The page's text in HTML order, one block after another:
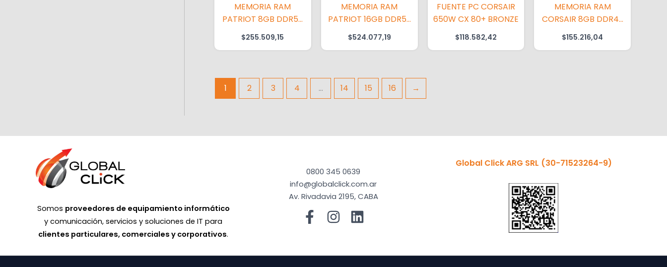
MEMORIA RAM
PATRIOT 8GB DDR5-
5600 PC
$255.509,15
MEMORIA RAM
PATRIOT 16GB DDR5-
5600 NOTE
$524.077,19
FUENTE PC CORSAIR
650W CX 80+ BRONZE
$118.582,42
MEMORIA RAM
CORSAIR 8GB DDR4-
3200 SODIM
NOTEBOOK
$155.216,04
1 2 3 4 … 14 15 16 →
Somos proveedores de equipamiento informático
y comunicación, servicios y soluciones de IT para
clientes particulares, comerciales y corporativos.
0800 345 0639
info@globalclick.com.ar
Av. Rivadavia 2195, CABA
Global Click ARG SRL (30-71523264-9)